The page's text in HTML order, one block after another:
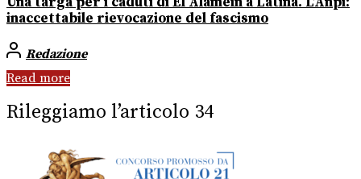
inaccettabile rievocazione del fascismo
Redazione
Read more
Rileggiamo l’articolo 34